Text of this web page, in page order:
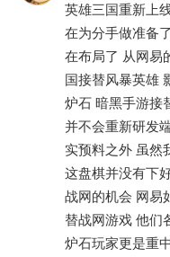
英雄三国重新上
在为分手做准备
在布局了 从网易
国接替风暴英雄
炉石 暗黑手游接
并不会重新研发
实预料之外 虽然
这盘棋并没有下
战网的机会 网易
替战网游戏 他们
炉石玩家更是重